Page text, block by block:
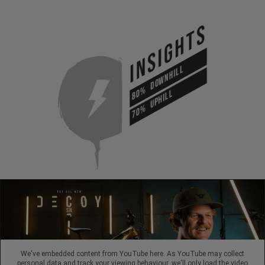
INSIGHTS
80%DOWNHILL
70%UPHILL
We've embedded content from YouTube here. As YouTube may collect
personal data and track your viewing behaviour, we'll only load the video